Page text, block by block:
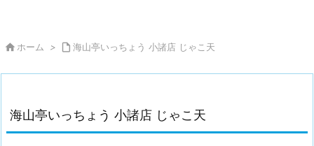
 ホーム >  海山亭いっちょう 小諸店 じゃこ天
海山亭いっちょう 小諸店 じゃこ天